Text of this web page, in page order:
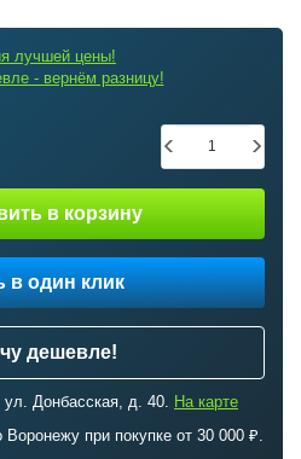
лучшей цены!
- вернём разницу!
в корзину
в один клик
дешевле!
Донбасская, д. 40. На карте
при покупке от 30 000 ₽.